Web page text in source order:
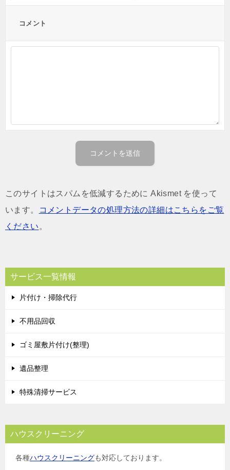
コメント
このサイトはスパムを低減するために Akismet を使って
います。
コメントデータの処理方法の詳細はこちらをご覧
ください 。
サービス一覧情報
片付け・掃除代行
不用品回収
ゴミ屋敷片付け(整理)
遺品整理
特殊清掃サービス
ハウスクリーニング
各種ハウスクリーニングも対応しております。